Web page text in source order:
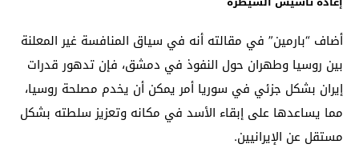
أضاف “بارمين” في مقالته أنه في سياق المنافسة غير المعلنة
بين روسيا وطهران حول النفوذ في دمشق، فإن تدهور قدرات
إيران بشكل جزئي في سوريا أمر يمكن أن يخدم مصلحة روسيا،
مما يساعدها على إبقاء الأسد في مكانه وتعزيز سلطته بشكل
مستقل عن الإيرانيين.